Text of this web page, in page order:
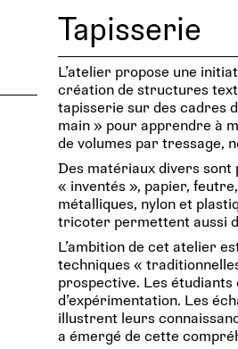
Tapisserie
L’atelier propose une
création de structures
tapisserie sur des cadres
main » pour apprendre à
de volumes par tressage,
Des matériaux divers sont
« inventés », papier,
métalliques, nylon et
tricoter permettent aussi
L’ambition de cet atelier
techniques «
prospective. Les étudiants
d’expérimentation. Les
illustrent leurs
a émergé de cette